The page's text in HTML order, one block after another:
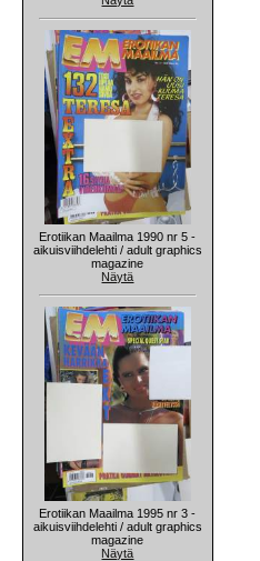
Erotiikan Maailma 1990 nr 5 -
aikuisviihdelehti / adult graphics
magazine
Näytä
Erotiikan Maailma 1995 nr 3 -
aikuisviihdelehti / adult graphics
magazine
Näytä